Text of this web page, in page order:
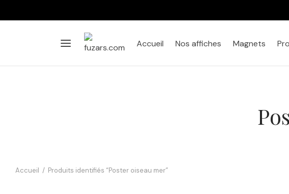
Accueil Nos affiches Magnets
Accueil / Produits identifiés “Poster oiseau mer”